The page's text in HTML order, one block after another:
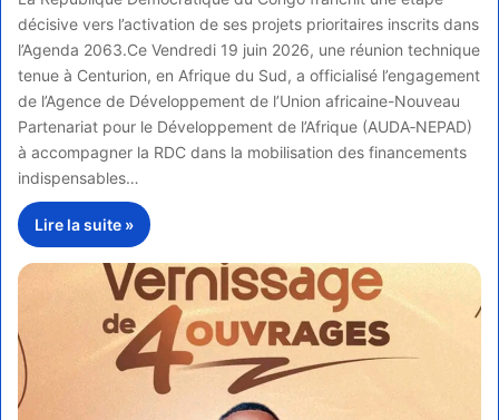
décisive vers l’activation de ses projets prioritaires inscrits dans
l’Agenda 2063.Ce Vendredi 19 juin 2026, une réunion technique
tenue à Centurion, en Afrique du Sud, a officialisé l’engagement
de l’Agence de Développement de l’Union africaine-Nouveau
Partenariat pour le Développement de l’Afrique (AUDA‑NEPAD)
à accompagner la RDC dans la mobilisation des financements
indispensables…
Lire la suite »